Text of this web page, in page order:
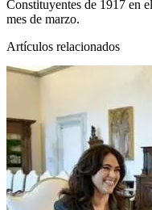
Constituyentes de 1917 en
mes de marzo.
Artículos relacionados